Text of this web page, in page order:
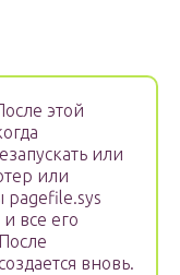
этой
или
или
pagefile.sys
все его
вновь.